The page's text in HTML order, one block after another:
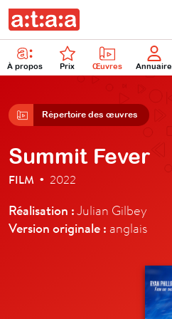
À propos Prix Œuvres Annuaire
Répertoire des œuvres
Summit Fever
FILM • 2022
Réalisation :Julian Gilbey
Version originale : anglais